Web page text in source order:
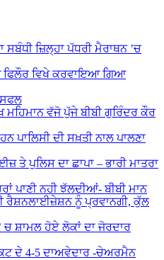
ਜ਼ਿਲ੍ਹਾ ਪੱਧਰੀ ਮੈਰਾਥਨ ’ਚ
ਫਿਲੌਰ ਵਿਖੇ ਕਰਵਾਇਆ ਗਿਆ
ਵੱਜੋ ਪੁੱਜੇ ਬੀਬੀ ਗੁਰਿੰਦਰ ਕੌਰ
ਪਾਲਿਸੀ ਦੀ ਸਖ਼ਤੀ ਨਾਲ ਪਾਲਣਾ
ਤੇ ਪੁਲਿਸ ਦਾ ਛਾਪਾ – ਭਾਰੀ ਮਾਤਰਾ
ਪਾਣੀ ਨਹੀ ਝੱਲਦੀਆਂ- ਬੀਬੀ ਮਾਨ
ਰੈਸ਼ਨਲਾਈਜ਼ੇਸ਼ਨ ਨੂੰ ਪ੍ਰਵਾਨਗੀ, ਕੁੱਲ
ਸ਼ਾਮਲ ਹੋਏ ਲੋਕਾਂ ਦਾ ਜੋਰਦਾਰ
ਦੇ 4-5 ਦਾਅਵੇਦਾਰ -ਚੇਅਰਮੈਨ